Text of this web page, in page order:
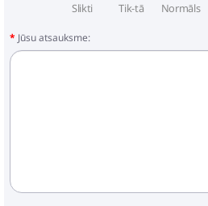
Slikti Tik-tā Normāls
Jūsu atsauksme: